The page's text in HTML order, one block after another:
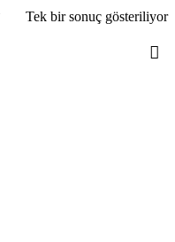
Tek bir sonuç gösteriliyor